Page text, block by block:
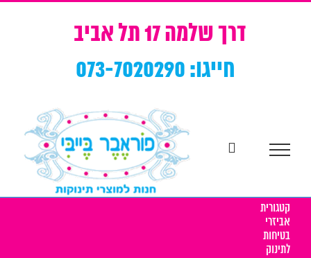
דרך שלמה 17 תל אביב
חייגו: 073-7020290
קטגורית
אביזרי
בטיחות
לתינוק